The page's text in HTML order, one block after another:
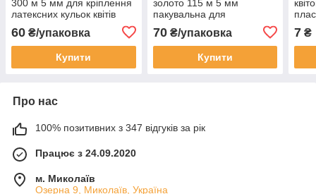
300 м 5 мм для кріплення
латексних кульок квітів
60 ₴/упаковка
Купити
золото 115 м 5 мм
пакувальна для
подарунків, квітів Україна
70₴/упаковка
Купити
см
7 ₴
Про нас
100% позитивних з 347 відгуків за рік
Працює з 24.09.2020
м. Миколаїв
Озерна 9, Миколаїв, Україна